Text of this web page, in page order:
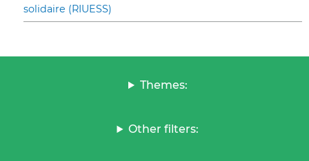
solidaire (RIUESS)
Themes:
Other filters: